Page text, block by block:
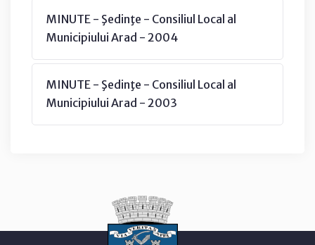
MINUTE - Şedinţe - Consiliul Local al
Municipiului Arad - 2004
MINUTE - Şedinţe - Consiliul Local al
Municipiului Arad - 2003